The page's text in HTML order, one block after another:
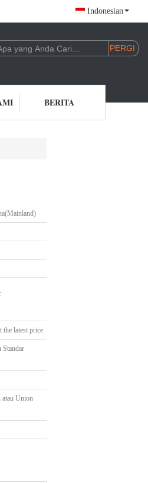
Indonesian
BERITA
the latest price
Standar
atau Union